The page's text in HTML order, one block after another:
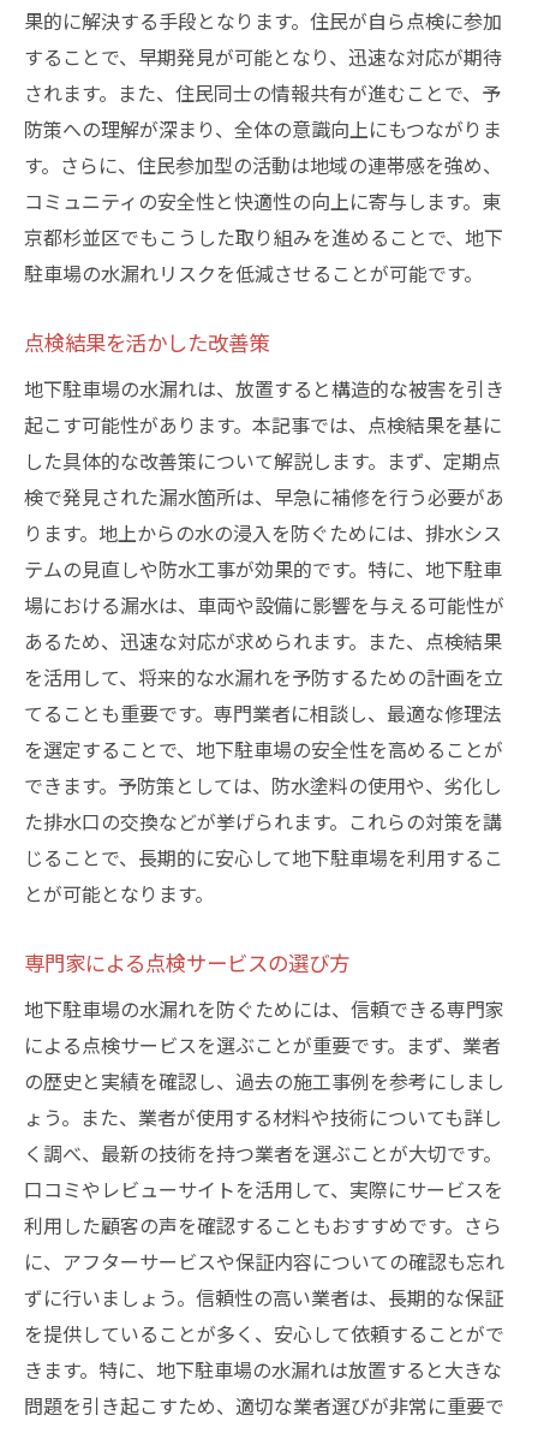
果的に解決する手段となります。住民が自ら点検に参加
することで、早期発見が可能となり、迅速な対応が期待
されます。また、住民同士の情報共有が進むことで、予
防策への理解が深まり、全体の意識向上にもつながりま
す。さらに、住民参加型の活動は地域の連帯感を強め、
コミュニティの安全性と快適性の向上に寄与します。東
京都杉並区でもこうした取り組みを進めることで、地下
駐車場の水漏れリスクを低減させることが可能です。
点検結果を活かした改善策
地下駐車場の水漏れは、放置すると構造的な被害を引き
起こす可能性があります。本記事では、点検結果を基に
した具体的な改善策について解説します。まず、定期点
検で発見された漏水箇所は、早急に補修を行う必要があ
ります。地上からの水の浸入を防ぐためには、排水シス
テムの見直しや防水工事が効果的です。特に、地下駐車
場における漏水は、車両や設備に影響を与える可能性が
あるため、迅速な対応が求められます。また、点検結果
を活用して、将来的な水漏れを予防するための計画を立
てることも重要です。専門業者に相談し、最適な修理法
を選定することで、地下駐車場の安全性を高めることが
できます。予防策としては、防水塗料の使用や、劣化し
た排水口の交換などが挙げられます。これらの対策を講
じることで、長期的に安心して地下駐車場を利用するこ
とが可能となります。
専門家による点検サービスの選び方
地下駐車場の水漏れを防ぐためには、信頼できる専門家
による点検サービスを選ぶことが重要です。まず、業者
の歴史と実績を確認し、過去の施工事例を参考にしまし
ょう。また、業者が使用する材料や技術についても詳し
く調べ、最新の技術を持つ業者を選ぶことが大切です。
口コミやレビューサイトを活用して、実際にサービスを
利用した顧客の声を確認することもおすすめです。さら
に、アフターサービスや保証内容についての確認も忘れ
ずに行いましょう。信頼性の高い業者は、長期的な保証
を提供していることが多く、安心して依頼することがで
きます。特に、地下駐車場の水漏れは放置すると大きな
問題を引き起こすため、適切な業者選びが非常に重要で